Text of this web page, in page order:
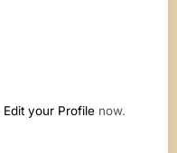
Edit your Profile now.